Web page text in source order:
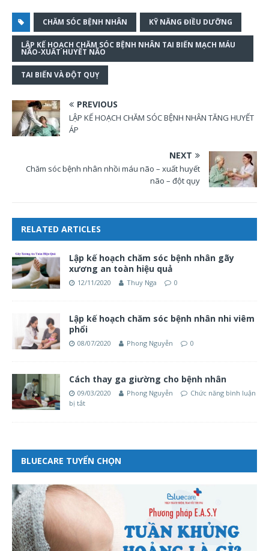
CHĂM SÓC BỆNH NHÂN KỸ NĂNG ĐIỀU DƯỠNG
LẬP KẾ HOẠCH CHĂM SÓC BỆNH NHÂN TAI BIẾN MẠCH MÁU
NÃO-XUẤT HUYẾT NÃO
TAI BIẾN VÀ ĐỘT QUỴ
PREVIOUS
LẬP KẾ HOẠCH CHĂM SÓC BỆNH NHÂN TĂNG HUYẾT
ÁP
NEXT
Chăm sóc bệnh nhân nhồi máu não – xuất huyết
não – đột qụy
RELATED ARTICLES
Lập kế hoạch chăm sóc bệnh nhân gãy
xương an toàn hiệu quả
12/11/2020 Thuy Nga 0
Lập kế hoạch chăm sóc bệnh nhân nhi viêm
phổi
08/07/2020 Phong Nguyễn 0
Cách thay ga giường cho bệnh nhân
09/03/2020 Phong Nguyễn
Chức năng bình luận
bị tắt
BLUECARE TUYỂN CHỌN